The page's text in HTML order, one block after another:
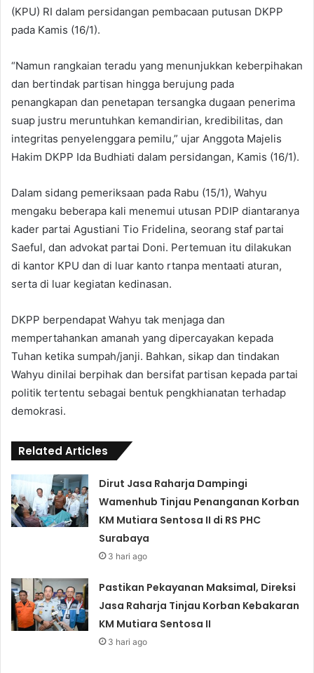
(KPU) RI dalam persidangan pembacaan putusan DKPP
pada Kamis (16/1).
“Namun rangkaian teradu yang menunjukkan keberpihakan
dan bertindak partisan hingga berujung pada
penangkapan dan penetapan tersangka dugaan penerima
suap justru meruntuhkan kemandirian, kredibilitas, dan
integritas penyelenggara pemilu,” ujar Anggota Majelis
Hakim DKPP Ida Budhiati dalam persidangan, Kamis (16/1).
Dalam sidang pemeriksaan pada Rabu (15/1), Wahyu
mengaku beberapa kali menemui utusan PDIP diantaranya
kader partai Agustiani Tio Fridelina, seorang staf partai
Saeful, dan advokat partai Doni. Pertemuan itu dilakukan
di kantor KPU dan di luar kanto rtanpa mentaati aturan,
serta di luar kegiatan kedinasan.
DKPP berpendapat Wahyu tak menjaga dan
mempertahankan amanah yang dipercayakan kepada
Tuhan ketika sumpah/janji. Bahkan, sikap dan tindakan
Wahyu dinilai berpihak dan bersifat partisan kepada partai
politik tertentu sebagai bentuk pengkhianatan terhadap
demokrasi.
Related Articles
Dirut Jasa Raharja Dampingi
Wamenhub Tinjau Penanganan Korban
KM Mutiara Sentosa II di RS PHC
Surabaya
3 hari ago
Pastikan Pekayanan Maksimal, Direksi
Jasa Raharja Tinjau Korban Kebakaran
KM Mutiara Sentosa II
3 hari ago